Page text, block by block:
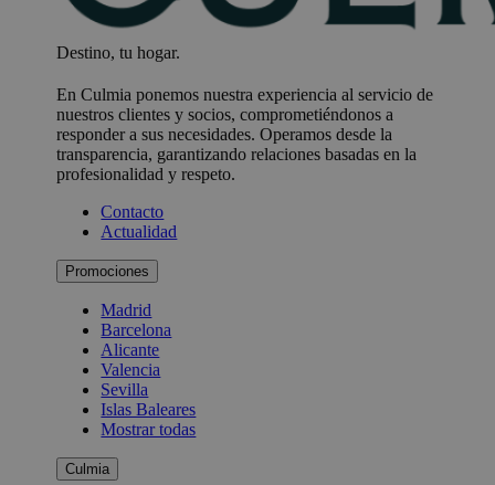
Destino, tu hogar.
En Culmia ponemos nuestra experiencia al servicio de
nuestros clientes y socios, comprometiéndonos a
responder a sus necesidades. Operamos desde la
transparencia, garantizando relaciones basadas en la
profesionalidad y respeto.
Contacto
Actualidad
Promociones
Madrid
Barcelona
Alicante
Valencia
Sevilla
Islas Baleares
Mostrar todas
Culmia